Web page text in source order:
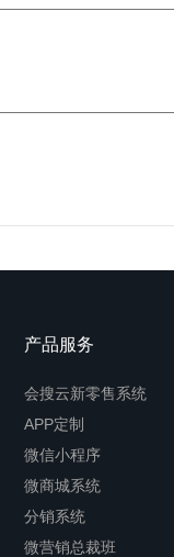
产品服务
会搜云新零售系统
APP定制
微信小程序
微商城系统
分销系统
微营销总裁班